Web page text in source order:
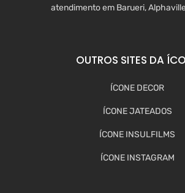
atendimento em Barueri,
OUTROS SITES DA
ÍCONE DECOR
ÍCONE JATEADOS
ÍCONE INSULFILMS
ÍCONE INSTAGRAM